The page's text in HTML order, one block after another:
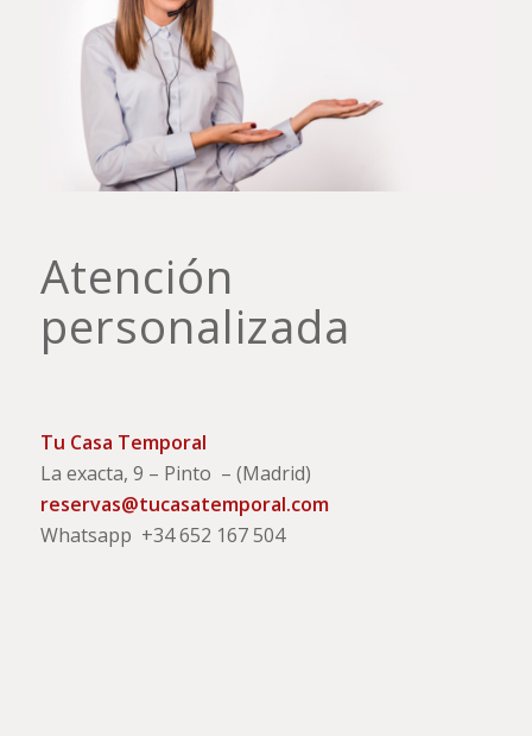
Atención
personalizada
Tu Casa Temporal
La exacta, 9 – Pinto – (Madrid)
reservas@tucasatemporal.com
Whatsapp +34 652 167 504